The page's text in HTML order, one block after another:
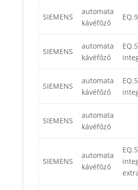
SIEMENS
automata
kávéfőző
SIEMENS
automata
kávéfőző
SIEMENS
automata
kávéfőző
SIEMENS
automata
kávéfőző
SIEMENS
automata
kávéfőző